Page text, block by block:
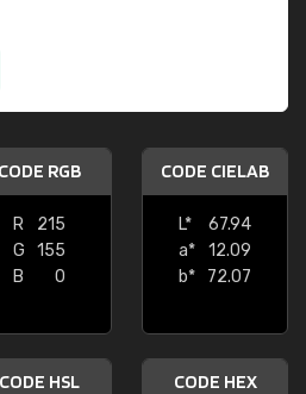
CODE RGB
R
215
G
155
B
0
CODE CIELAB
L*
67.94
a*
12.09
b*
72.07
CODE HSL CODE HEX